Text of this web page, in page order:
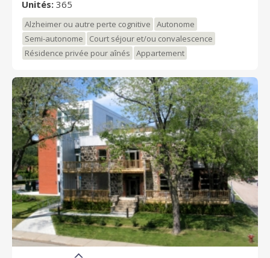
Unités: 365
Alzheimer ou autre perte cognitive
Autonome
Semi-autonome
Court séjour et/ou convalescence
Résidence privée pour aînés
Appartement